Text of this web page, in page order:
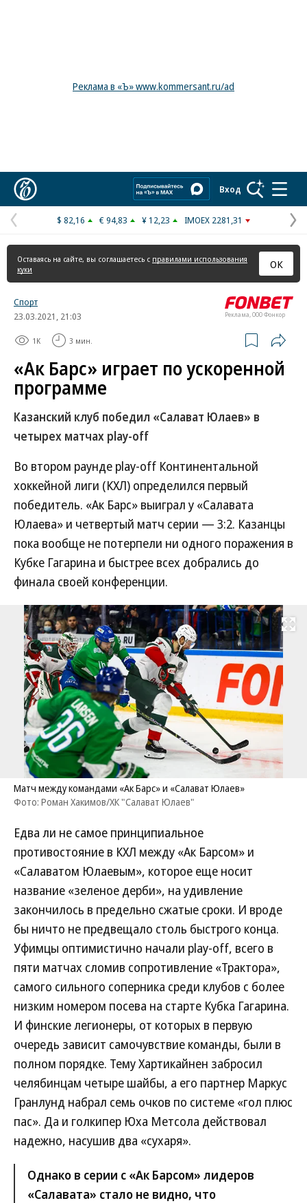
Реклама в «Ъ» www.kommersant.ru/ad
Вход
Предыдущая
страница
$ 82,16 € 94,83 ¥ 12,23 IMOEX 2281,31
Оставаясь на сайте, вы соглашаетесь с правилами использования
куки
ОК
Реклама, ООО Фонкор
Спорт
23.03.2021, 21:03
1K 3 мин.
«Ак Барс» играет по ускоренной
программе
Казанский клуб победил «Салават Юлаев» в
четырех матчах play-off
Во втором раунде play-off Континентальной
хоккейной лиги (КХЛ) определился первый
победитель. «Ак Барс» выиграл у «Салавата
Юлаева» и четвертый матч серии — 3:2. Казанцы
пока вообще не потерпели ни одного поражения в
Кубке Гагарина и быстрее всех добрались до
финала своей конференции.
Развернуть
Матч между командами «Ак Барс» и «Салават Юлаев»
Фото: Роман Хакимов/ХК "Салават Юлаев"
Едва ли не самое принципиальное
противостояние в КХЛ между «Ак Барсом» и
«Салаватом Юлаевым», которое еще носит
название «зеленое дерби», на удивление
закончилось в предельно сжатые сроки. И вроде
бы ничто не предвещало столь быстрого конца.
Уфимцы оптимистично начали play-off, всего в
пяти матчах сломив сопротивление «Трактора»,
самого сильного соперника среди клубов с более
низким номером посева на старте Кубка Гагарина.
И финские легионеры, от которых в первую
очередь зависит самочувствие команды, были в
полном порядке. Тему Хартикайнен забросил
челябинцам четыре шайбы, а его партнер Маркус
Гранлунд набрал семь очков по системе «гол плюс
пас». Да и голкипер Юха Метсола действовал
надежно, насушив два «сухаря».
Однако в серии с «Ак Барсом» лидеров
«Салавата» стало не видно, что